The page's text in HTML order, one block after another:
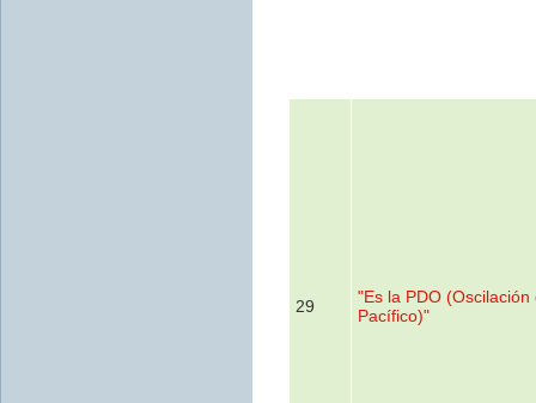
29
"Es la PDO (Oscilación
Pacífico)"